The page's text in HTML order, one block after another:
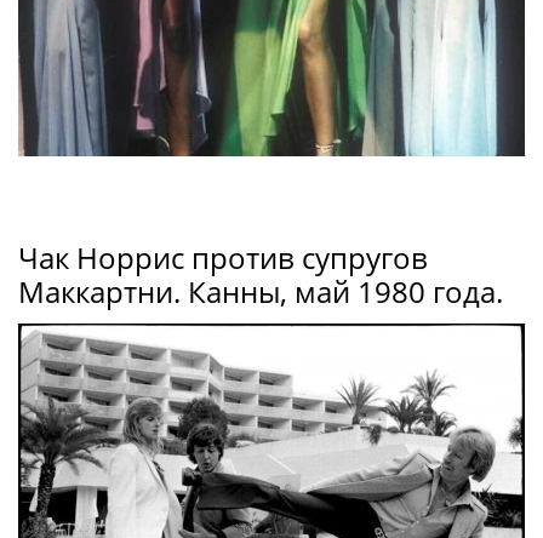
Чак Норрис против супругов
Маккартни. Канны, май 1980 года.